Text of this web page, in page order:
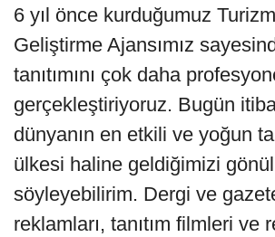
6 yıl önce kurduğumuz Turizm
Geliştirme Ajansımız
tanıtımını çok daha
gerçekleştiriyoruz. Bugün
dünyanın en etkili ve yoğun
ülkesi haline geldiğimizi gönül
söyleyebilirim. Dergi ve
reklamları, tanıtım filmleri ve